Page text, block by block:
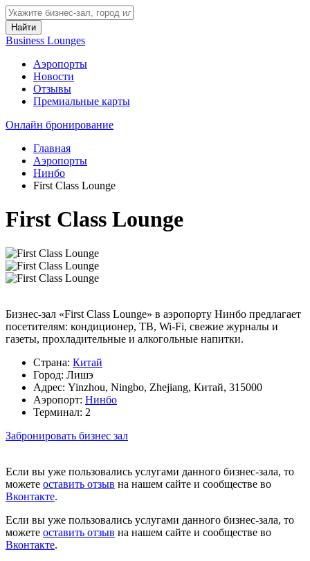
Найти
Business Lounges
Аэропорты
Новости
Отзывы
Премиальные карты
Онлайн бронирование
Главная
Аэропорты
Нинбо
First Class Lounge
First Class Lounge
Бизнес-зал «First Class Lounge» в аэропорту Нинбо предлагает
посетителям: кондиционер, ТВ, Wi-Fi, свежие журналы и
газеты, прохладительные и алкогольные напитки.
Страна: Китай
Город: Лишэ
Адрес: Yinzhou, Ningbo, Zhejiang, Китай, 315000
Аэропорт: Нинбо
Терминал: 2
Забронировать бизнес зал
Если вы уже пользовались услугами данного бизнес-зала, то
можете оставить отзыв на нашем сайте и сообществе во
Вконтакте.
Если вы уже пользовались услугами данного бизнес-зала, то
можете оставить отзыв на нашем сайте и сообществе во
Вконтакте.